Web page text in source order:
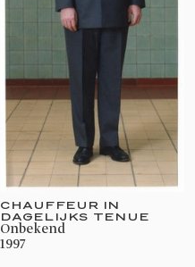
CHAUFFEUR IN
DAGELIJKS TENUE
onbekend
1997